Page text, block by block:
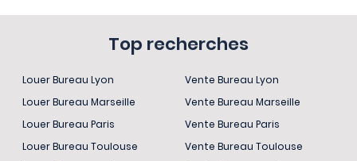
Top recherches
Louer Bureau Lyon
Louer Bureau Marseille
Louer Bureau Paris
Louer Bureau Toulouse
Vente Bureau Lyon
Vente Bureau Marseille
Vente Bureau Paris
Vente Bureau Toulouse